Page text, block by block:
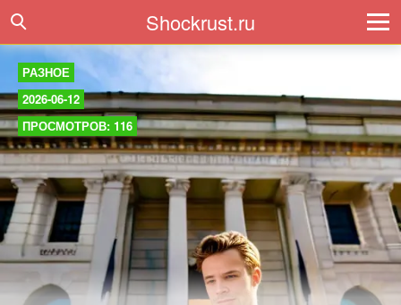
Shockrust.ru
РАЗНОЕ
2026-06-12
ПРОСМОТРОВ: 116